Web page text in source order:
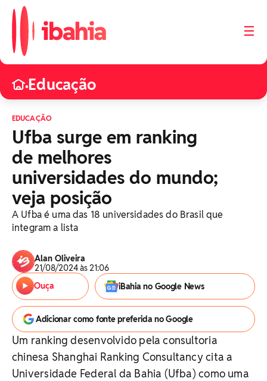
☰
•Educação
EDUCAÇÃO
Ufba surge em ranking
de melhores
universidades do mundo;
veja posição
A Ufba é uma das 18 universidades do Brasil que
integram a lista
Alan Oliveira
21/08/2024 às 21:06
Ouça
iBahia no Google News
Adicionar como fonte preferida no Google
Um ranking desenvolvido pela consultoria
chinesa Shanghai Ranking Consultancy cita a
Universidade Federal da Bahia (Ufba) como uma